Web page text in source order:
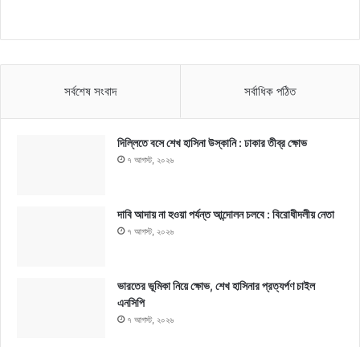
সর্বশেষ সংবাদ সর্বাধিক পঠিত
দিল্লিতে বসে শেখ হাসিনা উস্কানি : ঢাকার তীব্র ক্ষোভ
৭ আগস্ট, ২০২৬
দাবি আদায় না হওয়া পর্যন্ত আন্দোলন চলবে : বিরোধীদলীয় নেতা
৭ আগস্ট, ২০২৬
ভারতের ভূমিকা নিয়ে ক্ষোভ, শেখ হাসিনার প্রত্যর্পণ চাইল
এনসিপি
৭ আগস্ট, ২০২৬